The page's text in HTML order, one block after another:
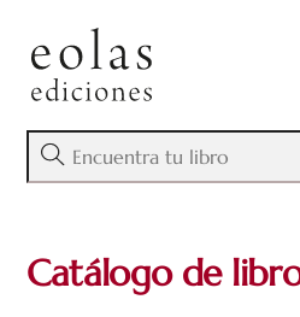
content
Catálogo de